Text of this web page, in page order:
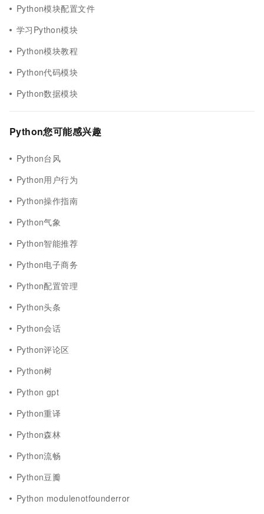
Python模块配置文件
学习Python模块
Python模块教程
Python代码模块
Python数据模块
Python您可能感兴趣
Python台风
Python用户行为
Python操作指南
Python气象
Python智能推荐
Python电子商务
Python配置管理
Python头条
Python会话
Python评论区
Python树
Python gpt
Python重译
Python森林
Python流畅
Python豆瓣
Python modulenotfounderror